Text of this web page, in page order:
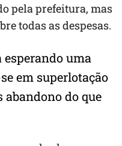
pela prefeitura, mas
todas as despesas.
esperando uma
em superlotação
do que